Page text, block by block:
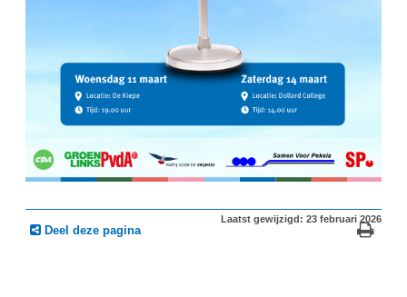
Deel deze pagina
Laatst gewijzigd: 23 februari 2026